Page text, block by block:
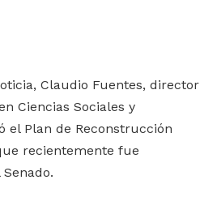
Claudio Fuentes, director
Ciencias Sociales y
el Plan de Reconstrucción
recientemente fue